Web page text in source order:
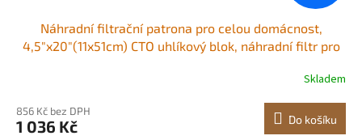
Náhradní filtrační patrona pro celou domácnost,
4,5"x20"(11x51cm) CTO uhlíkový blok, náhradní filtr pro
Skladem
856 Kč bez DPH
1 036 Kč Do košíku